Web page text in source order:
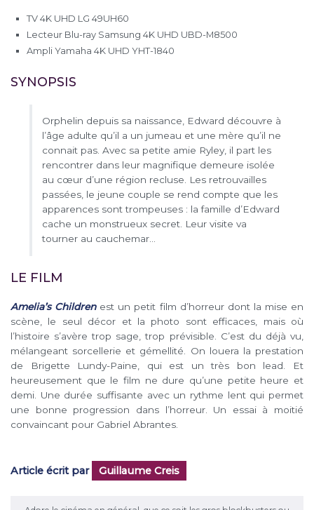
TV 4K UHD LG 49UH60
Lecteur Blu-ray Samsung 4K UHD UBD-M8500
Ampli Yamaha 4K UHD YHT-1840
SYNOPSIS
Orphelin depuis sa naissance, Edward découvre à
l’âge adulte qu’il a un jumeau et une mère qu’il ne
connait pas. Avec sa petite amie Ryley, il part les
rencontrer dans leur magnifique demeure isolée
au cœur d’une région recluse. Les retrouvailles
passées, le jeune couple se rend compte que les
apparences sont trompeuses : la famille d’Edward
cache un monstrueux secret. Leur visite va
tourner au cauchemar…
LE FILM
Amelia’s Childrenest un petit film d’horreur dont la mise en
scène, le seul décor et la photo sont efficaces, mais où
l’histoire s’avère trop sage, trop prévisible. C’est du déjà vu,
mélangeant sorcellerie et gémellité. On louera la prestation
de Brigette Lundy-Paine, qui est un très bon lead. Et
heureusement que le film ne dure qu’une petite heure et
demi. Une durée suffisante avec un rythme lent qui permet
une bonne progression dans l’horreur. Un essai à moitié
convaincant pour Gabriel Abrantes.
Article écrit par Guillaume Creis